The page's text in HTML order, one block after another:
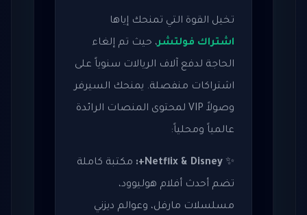
تخيل القوة التي تمنحك إياها
اشتراك فولتشر، حيث تم إلغاء
الحاجة لدفع آلاف الريالات سنوياً على
اشتراكات منفصلة. يمنحك السيرفر
وصولاً VIP لمحتوى المنصات الرائدة
عالمياً ومحلياً:
✨
Netflix & Disney+:
مكتبة كاملة
تضم أحدث أفلام هوليوود،
مسلسلات مارفل، وعوالم ديزني